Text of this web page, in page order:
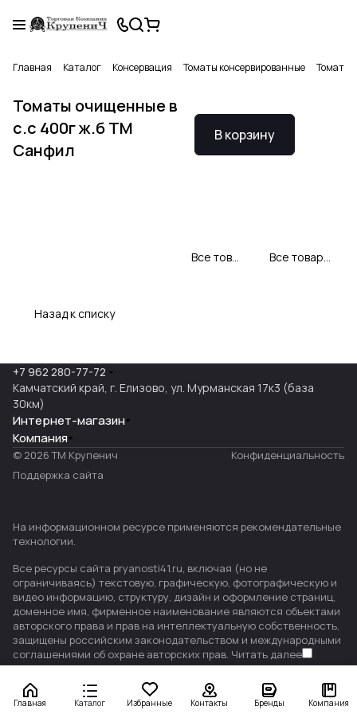
Главная Каталог Консервация Томаты консервированные Томаты
Томаты очищенные в
с.с 400г ж.б ТМ
Санфил
В корзину
Все товары Sunfeel Все товары категории
Назад к списку
Главная Каталог Избранные Контакты Бренды Компания
+7 962 280-77-72
Камчатский край, г. Елизово, ул. Мурманская 17к3 (база
30км)
Интернет-магазин
Компания
© 2026 ТМ Крупенич
Конфиденциальность
Поддержка сайта
На информационном ресурсе применяются рекомендательные
технологии.
Все ресурсы сайта pryanosti41.ru, включая (но не
ограничиваясь) текстовую, графическую, фотографическую и
видео информацию, структуру, дизайн и оформление страниц,
доменное имя, фирменное наименование являются объектами
авторского права и прав на интеллектуальную собственность,
защищены российским законодательством и международными
соглашениями об охране авторских прав. Читать далее